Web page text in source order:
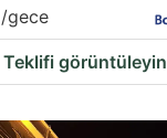
/gece
Teklifi görüntüleyin